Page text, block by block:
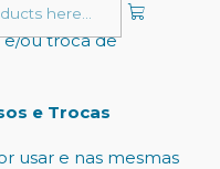
sua compra, não lhe
ou troca de
e Trocas
usar e nas mesmas